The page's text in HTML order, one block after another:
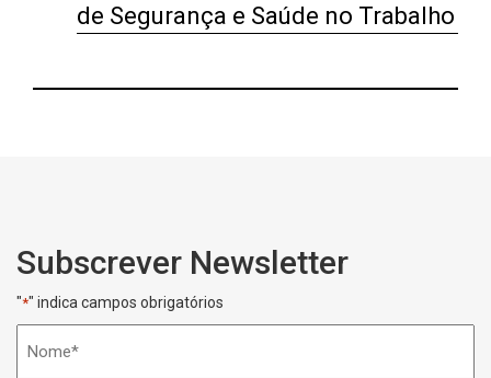
de Segurança e Saúde no Trabalho
Subscrever Newsletter
"*" indica campos obrigatórios